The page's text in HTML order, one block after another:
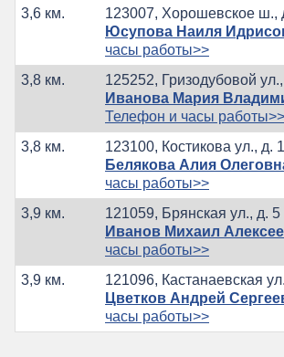
3,6 км.
123007, Хорошевское ш.,
Юсупова Наиля
часы работы>>
3,8 км.
125252, Гризодубовой
Иванова Мария
Телефон и часы работы>>
3,8 км.
123100, Костикова ул., д. 1
Белякова Алия
часы работы>>
3,9 км.
121059, Брянская ул., д. 5
Иванов Михаил
часы работы>>
3,9 км.
121096, Кастанаевская
Цветков Андрей
часы работы>>